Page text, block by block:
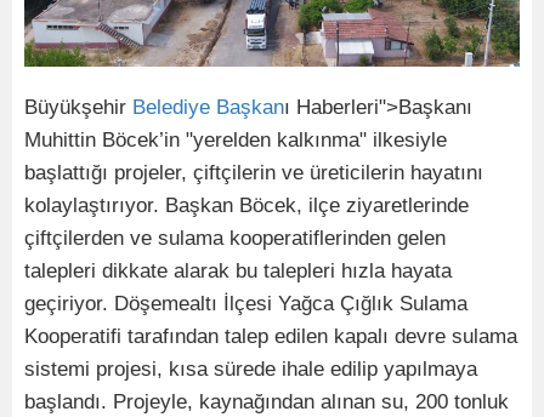
Büyükşehir Belediye Başkanı Haberleri">Başkanı
Muhittin Böcek’in "yerelden kalkınma" ilkesiyle
başlattığı projeler, çiftçilerin ve üreticilerin hayatını
kolaylaştırıyor. Başkan Böcek, ilçe ziyaretlerinde
çiftçilerden ve sulama kooperatiflerinden gelen
talepleri dikkate alarak bu talepleri hızla hayata
geçiriyor. Döşemealtı İlçesi Yağca Çığlık Sulama
Kooperatifi tarafından talep edilen kapalı devre sulama
sistemi projesi, kısa sürede ihale edilip yapılmaya
başlandı. Projeyle, kaynağından alınan su, 200 tonluk